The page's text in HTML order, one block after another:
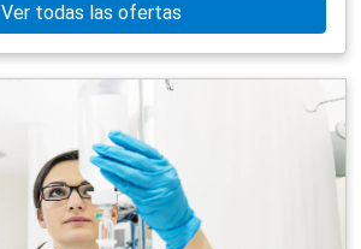
Ver todas las ofertas